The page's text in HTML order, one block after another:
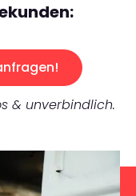
& unverbindlich.